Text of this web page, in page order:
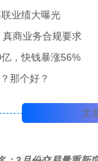
业绩大曝光
商业务合规要求
，快钱暴涨56%
那个好？
文